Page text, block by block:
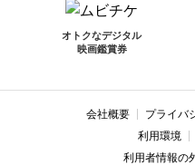
オトクなデジタル
映画鑑賞券
会社概要 プライバ
利用環境
利用者情報の